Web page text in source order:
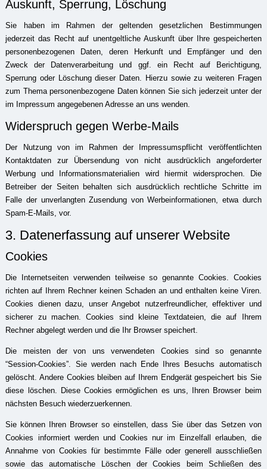
Auskunft, Sperrung, Löschung
Sie haben im Rahmen der geltenden gesetzlichen Bestimmungen
jederzeit das Recht auf unentgeltliche Auskunft über Ihre gespeicherten
personenbezogenen Daten, deren Herkunft und Empfänger und den
Zweck der Datenverarbeitung und ggf. ein Recht auf Berichtigung,
Sperrung oder Löschung dieser Daten. Hierzu sowie zu weiteren Fragen
zum Thema personenbezogene Daten können Sie sich jederzeit unter der
im Impressum angegebenen Adresse an uns wenden.
Widerspruch gegen Werbe-Mails
Der Nutzung von im Rahmen der Impressumspflicht veröffentlichten
Kontaktdaten zur Übersendung von nicht ausdrücklich angeforderter
Werbung und Informationsmaterialien wird hiermit widersprochen. Die
Betreiber der Seiten behalten sich ausdrücklich rechtliche Schritte im
Falle der unverlangten Zusendung von Werbeinformationen, etwa durch
Spam-E-Mails, vor.
3. Datenerfassung auf unserer Website
Cookies
Die Internetseiten verwenden teilweise so genannte Cookies. Cookies
richten auf Ihrem Rechner keinen Schaden an und enthalten keine Viren.
Cookies dienen dazu, unser Angebot nutzerfreundlicher, effektiver und
sicherer zu machen. Cookies sind kleine Textdateien, die auf Ihrem
Rechner abgelegt werden und die Ihr Browser speichert.
Die meisten der von uns verwendeten Cookies sind so genannte
“Session-Cookies”. Sie werden nach Ende Ihres Besuchs automatisch
gelöscht. Andere Cookies bleiben auf Ihrem Endgerät gespeichert bis Sie
diese löschen. Diese Cookies ermöglichen es uns, Ihren Browser beim
nächsten Besuch wiederzuerkennen.
Sie können Ihren Browser so einstellen, dass Sie über das Setzen von
Cookies informiert werden und Cookies nur im Einzelfall erlauben, die
Annahme von Cookies für bestimmte Fälle oder generell ausschließen
sowie das automatische Löschen der Cookies beim Schließen des